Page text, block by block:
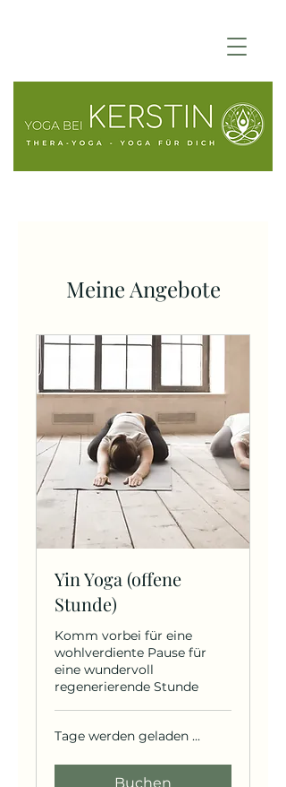
Meine Angebote
Yin Yoga (offene
Stunde)
Komm vorbei für eine
wohlverdiente Pause für
eine wundervoll
regenerierende Stunde
Tage werden geladen ...
Buchen